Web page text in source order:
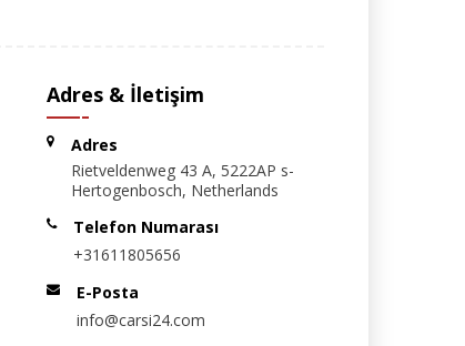
Adres & İletişim
Adres
Rietveldenweg 43 A, 5222AP s-
Hertogenbosch, Netherlands
Telefon Numarası
+31611805656
E-Posta
info@carsi24.com